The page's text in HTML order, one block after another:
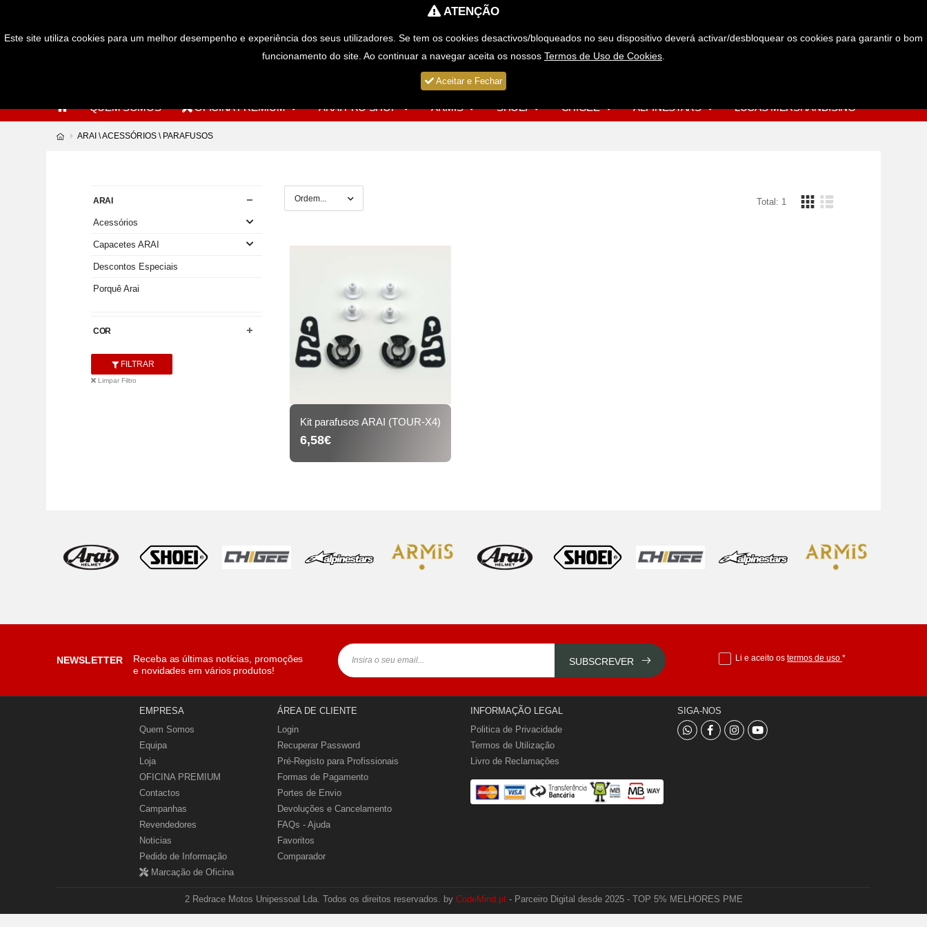
Portes Grátis para Compras > 49€
QUEM SOMOS OFICINA PREMIUM ARAI PRO SHOP ARMIS SHOEI CHIGEE ALPINESTARS LUCAS MERSHANDISING
ARAI \ ACESSÓRIOS \ PARAFUSOS
ARAI
Acessórios
Capacetes ARAI
Descontos Especiais
Porquê Arai
COR
FILTRAR
Limpar Filtro
Total: 1
Kit parafusos ARAI (TOUR-X4)
6,58€
NEWSLETTER
Receba as últimas notícias, promoções
e novidades em vários produtos!
SUBSCREVER Li e aceito ostermos de uso*
EMPRESA
Quem Somos
Equipa
Loja
OFICINA PREMIUM
Contactos
Campanhas
Revendedores
Noticias
Pedido de Informação
Marcação de Oficina
ÁREA DE CLIENTE
Login
Recuperar Password
Pré-Registo para Profissionais
Formas de Pagamento
Portes de Envio
Devoluções e Cancelamento
FAQs - Ajuda
Favoritos
Comparador
INFORMAÇÃO LEGAL
Politica de Privacidade
Termos de Utilização
Livro de Reclamações
SIGA-NOS
2 Redrace Motos Unipessoal Lda. Todos os direitos reservados. by CodeMind.pt- Parceiro Digital desde 2025 - TOP 5% MELHORES PME
ATENÇÃO
Este site utiliza cookies para um melhor desempenho e experiência dos seus utilizadores. Se tem os cookies desactivos/bloqueados no seu dispositivo deverá activar/desbloquear os cookies para garantir o bom
funcionamento do site. Ao continuar a navegar aceita os nossos Termos de Uso de Cookies
Aceitar e Fechar